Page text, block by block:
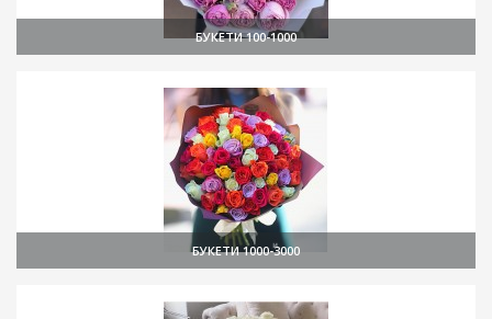
БУКЕТИ 100-1000
БУКЕТИ 1000-3000